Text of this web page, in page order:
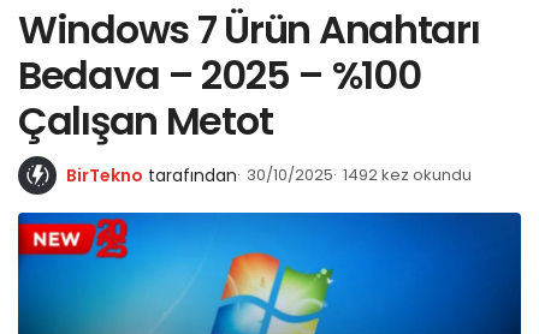
Windows 7 Ürün Anahtarı
Bedava – 2025 – %100
Çalışan Metot
BirTekno tarafından 30/10/2025 1492 kez okundu